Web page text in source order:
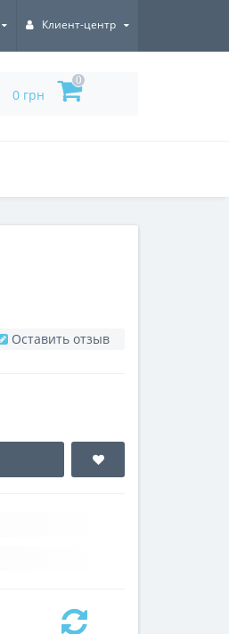
Клиент-центр
0 грн
0
Оставить отзыв